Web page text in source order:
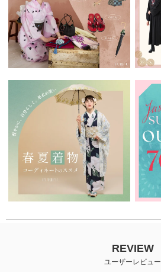
REVIEW
ユーザーレビュー